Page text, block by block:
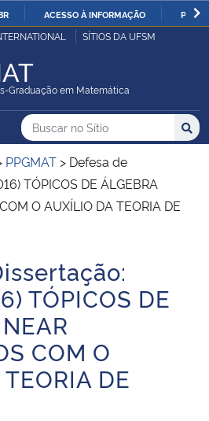
IR
ACESSO À INFORMAÇÃO
Pública
e Abastecimento
SÍTIOS DA UFSM
Graduação em Matemática
do Sítio
Busca
Buscar no no Sítio
Busca:
PPGMAT > Defesa de
TÓPICOS DE ÁLGEBRA
O AUXÍLIO DA TEORIA DE
TÓPICOS DE
COM O
DE